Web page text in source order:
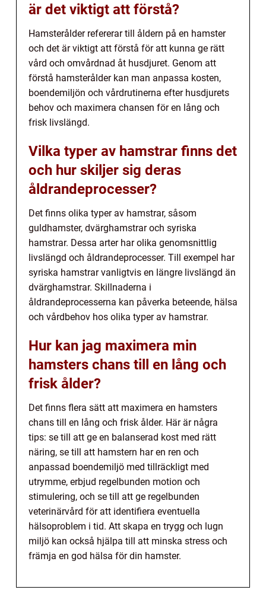
är det viktigt att förstå?
Hamsterålder refererar till åldern på en hamster
och det är viktigt att förstå för att kunna ge rätt
vård och omvårdnad åt husdjuret. Genom att
förstå hamsterålder kan man anpassa kosten,
boendemiljön och vårdrutinerna efter husdjurets
behov och maximera chansen för en lång och
frisk livslängd.
Vilka typer av hamstrar finns det
och hur skiljer sig deras
åldrandeprocesser?
Det finns olika typer av hamstrar, såsom
guldhamster, dvärghamstrar och syriska
hamstrar. Dessa arter har olika genomsnittlig
livslängd och åldrandeprocesser. Till exempel har
syriska hamstrar vanligtvis en längre livslängd än
dvärghamstrar. Skillnaderna i
åldrandeprocesserna kan påverka beteende, hälsa
och vårdbehov hos olika typer av hamstrar.
Hur kan jag maximera min
hamsters chans till en lång och
frisk ålder?
Det finns flera sätt att maximera en hamsters
chans till en lång och frisk ålder. Här är några
tips: se till att ge en balanserad kost med rätt
näring, se till att hamstern har en ren och
anpassad boendemiljö med tillräckligt med
utrymme, erbjud regelbunden motion och
stimulering, och se till att ge regelbunden
veterinärvård för att identifiera eventuella
hälsoproblem i tid. Att skapa en trygg och lugn
miljö kan också hjälpa till att minska stress och
främja en god hälsa för din hamster.